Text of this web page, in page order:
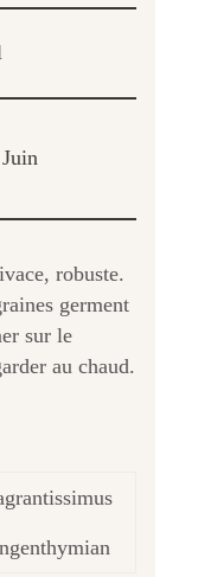
Juin
robuste.
germent
sur le
au chaud.